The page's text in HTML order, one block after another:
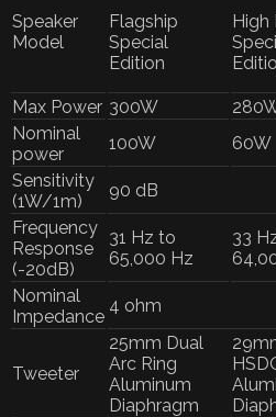
Speaker
Model
Flagship
Special
Edition
High
Max Power 300W
Nominal
power
100W 60W
Sensitivity
(1W/1m)
90 dB
Frequency
Response
(-20dB)
31 Hz to
65,000 Hz
33
Nominal
Impedance
4 ohm
Tweeter
25mm Dual
Arc Ring
Aluminum
Diaphragm